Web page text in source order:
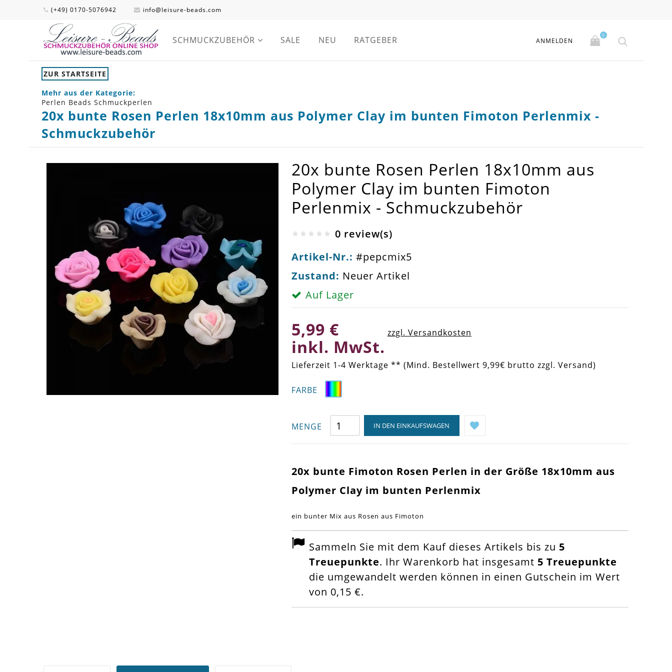
(+49) 0170-5076942 info@leisure-beads.com
SCHMUCKZUBEHÖR SALE NEU RATGEBER ANMELDEN
0
ZUR STARTSEITE
Mehr aus der Kategorie:
Perlen Beads Schmuckperlen
20x bunte Rosen Perlen 18x10mm aus Polymer Clay im bunten Fimoton Perlenmix -
Schmuckzubehör
20x bunte Rosen Perlen 18x10mm aus
Polymer Clay im bunten Fimoton
Perlenmix - Schmuckzubehör
0 review(s)
Artikel-Nr.: #pepcmix5
Zustand: Neuer Artikel
Auf Lager
5,99 €
inkl. MwSt.
zzgl. Versandkosten
Lieferzeit 1-4 Werktage ** (Mind. Bestellwert 9,99€ brutto zzgl. Versand)
FARBE
MENGE IN DEN EINKAUFSWAGEN
20x bunte Fimoton Rosen Perlen in der Größe 18x10mm aus
Polymer Clay im bunten Perlenmix
ein bunter Mix aus Rosen aus Fimoton
Sammeln Sie mit dem Kauf dieses Artikels bis zu 5
Treuepunkte. Ihr Warenkorb hat insgesamt 5 Treuepunkte
die umgewandelt werden können in einen Gutschein im Wert
von 0,15 €.